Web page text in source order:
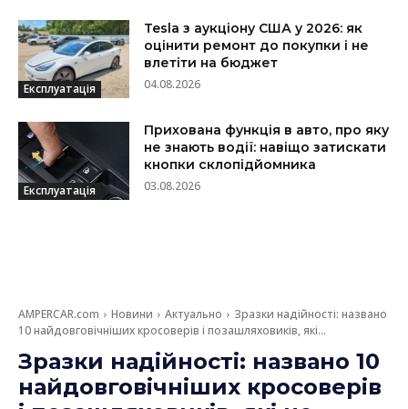
Експлуатація
Tesla з аукціону США у 2026: як
оцінити ремонт до покупки і не
влетіти на бюджет
04.08.2026
Експлуатація
Прихована функція в авто, про яку
не знають водії: навіщо затискати
кнопки склопідйомника
03.08.2026